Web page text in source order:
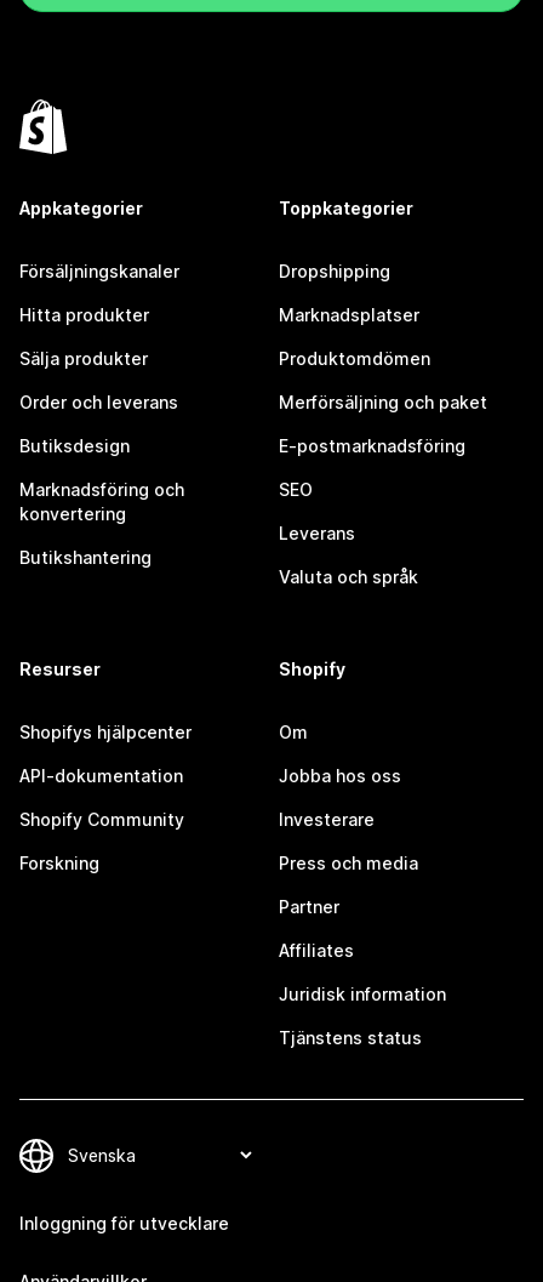
Appkategorier
Försäljningskanaler
Hitta produkter
Sälja produkter
Order och leverans
Butiksdesign
Marknadsföring och
konvertering
Butikshantering
Toppkategorier
Dropshipping
Marknadsplatser
Produktomdömen
Merförsäljning och paket
E-postmarknadsföring
SEO
Leverans
Valuta och språk
Resurser
Shopifys hjälpcenter
API-dokumentation
Shopify Community
Forskning
Shopify
Om
Jobba hos oss
Investerare
Press och media
Partner
Affiliates
Juridisk information
Tjänstens status
Inloggning för utvecklare